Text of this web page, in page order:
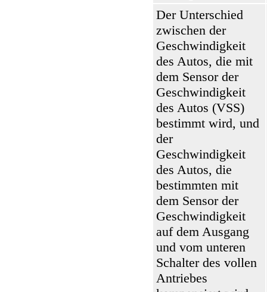
Der Unterschied
zwischen der
Geschwindigkeit
des Autos, die mit
dem Sensor der
Geschwindigkeit
des Autos (VSS)
bestimmt wird, und
der
Geschwindigkeit
des Autos, die
bestimmten mit
dem Sensor der
Geschwindigkeit
auf dem Ausgang
und vom unteren
Schalter des vollen
Antriebes